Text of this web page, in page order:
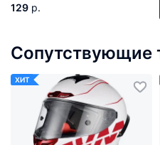
129 р.
Сопутствующие
ХИТ